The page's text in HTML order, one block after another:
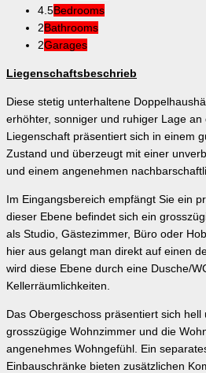
4.5Bedrooms
2Bathrooms
2Garages
Liegenschaftsbeschrieb
Diese stetig unterhaltene
erhöhter, sonniger und ruhiger Lage
Liegenschaft präsentiert sich in einem
Zustand und überzeugt mit einer
und einem angenehmen
Im Eingangsbereich empfängt Sie ein
dieser Ebene befindet sich ein
als Studio, Gästezimmer, Büro oder
hier aus gelangt man direkt auf einen
wird diese Ebene durch eine Dusche/
Kellerräumlichkeiten.
Das Obergeschoss präsentiert sich hell
grosszügige Wohnzimmer und die
angenehmes Wohngefühl. Ein
Einbauschränke bieten zusätzlichen